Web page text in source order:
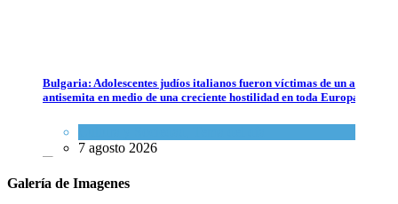
Tema del día
7 agosto 2026
Bulgaria: Adolescentes judíos italianos fueron víctimas de un ataque
antisemita en medio de una creciente hostilidad en toda Europa
7 agosto 2026
Galería de Imagenes